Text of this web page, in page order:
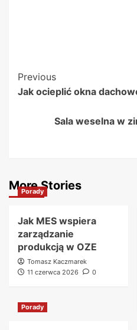
Post
Navigation
Previous
Jak ocieplić okna
Sala weselna w
More Stories
Porady
Jak MES wspiera
zarządzanie
produkcją w OZE
Tomasz Kaczmarek
11 czerwca 2026
0
Porady